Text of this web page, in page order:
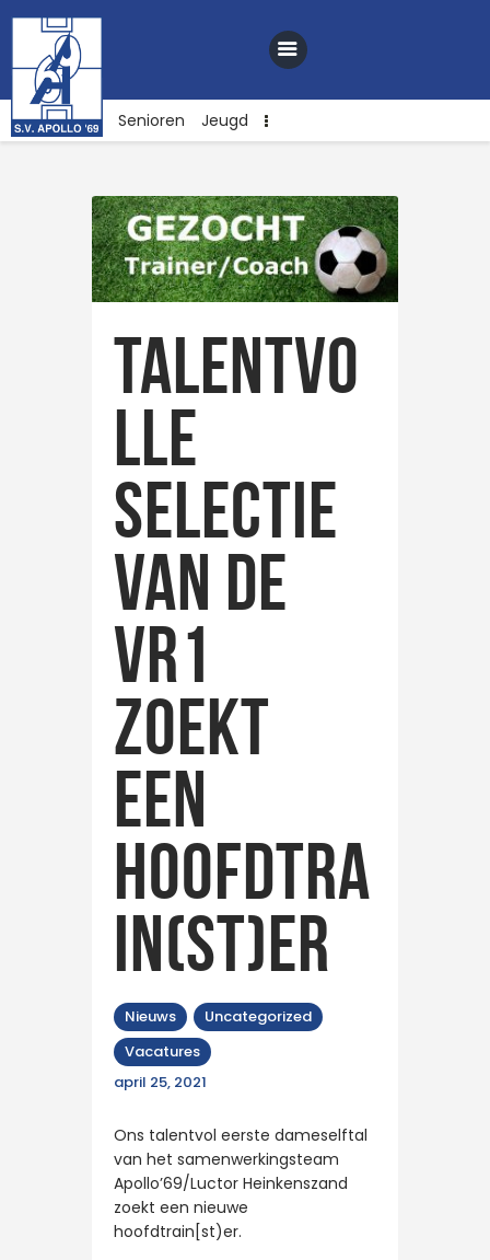
Senioren Jeugd
Nieuws
Club
Sponsoren
Webshop
Lid worden
Talentvo
lle
selectie
van de
VR1
zoekt
een
hoofdtra
in(st)er
Nieuws
Uncategorized
Vacatures
april 25, 2021
Ons talentvol eerste dameselftal
van het samenwerkingsteam
Apollo’69/Luctor Heinkenszand
zoekt een nieuwe
hoofdtrain[st)er.